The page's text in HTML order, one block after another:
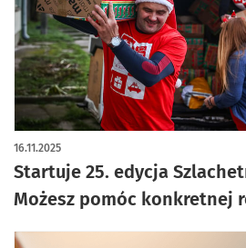
Startuje 25. edycja
Możesz pomóc konkretnej
16.11.2025